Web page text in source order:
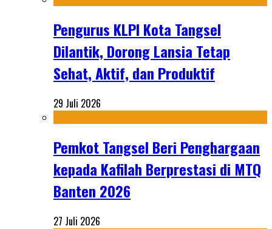
Pengurus KLPI Kota Tangsel
Dilantik, Dorong Lansia Tetap
Sehat, Aktif, dan Produktif
29 Juli 2026
Pemkot Tangsel Beri Penghargaan
kepada Kafilah Berprestasi di MTQ
Banten 2026
27 Juli 2026